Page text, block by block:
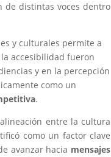
de distintas voces dentro
y culturales permite a
accesibilidad fueron
y en la percepción
como un
.
entre la cultura
como un factor clave
avanzar hacia mensajes